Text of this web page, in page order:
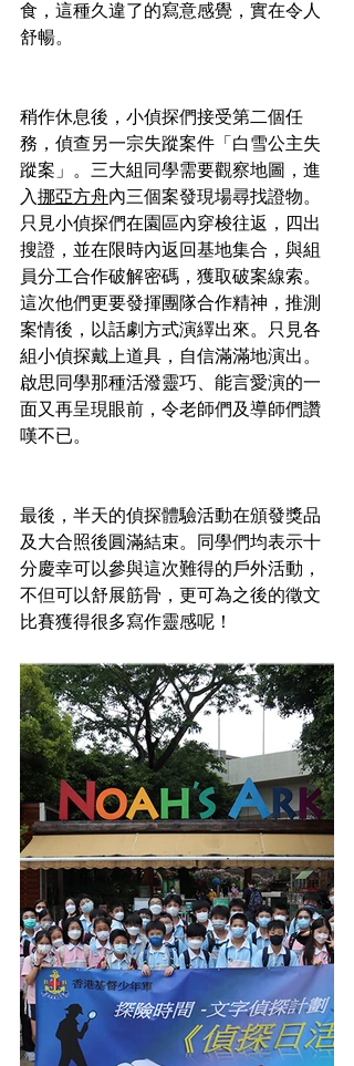
食，這種久違了的寫意感覺，實在令人
舒暢。
稍作休息後，小偵探們接受第二個任
務，偵查另一宗失蹤案件「白雪公主失
蹤案」。三大組同學需要觀察地圖，進
入挪亞方舟內三個案發現場尋找證物。
只見小偵探們在園區內穿梭往返，四出
搜證，並在限時內返回基地集合，與組
員分工合作破解密碼，獲取破案線索。
這次他們更要發揮團隊合作精神，推測
案情後，以話劇方式演繹出來。只見各
組小偵探戴上道具，自信滿滿地演出。
啟思同學那種活潑靈巧、能言愛演的一
面又再呈現眼前，令老師們及導師們讚
嘆不已。
最後，半天的偵探體驗活動在頒發獎品
及大合照後圓滿結束。同學們均表示十
分慶幸可以參與這次難得的戶外活動，
不但可以舒展筋骨，更可為之後的徵文
比賽獲得很多寫作靈感呢！